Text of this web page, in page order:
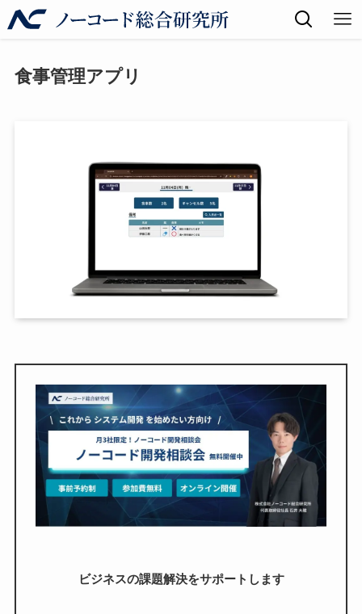
食事管理アプリ
ビジネスの課題解決をサポートします